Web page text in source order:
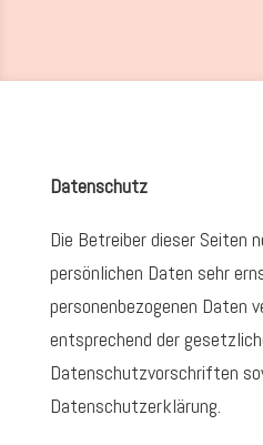
Datenschutz
Die Betreiber dieser Seiten
persönlichen Daten sehr
personenbezogenen Daten
entsprechend der
Datenschutzvorschriften
Datenschutzerklärung.